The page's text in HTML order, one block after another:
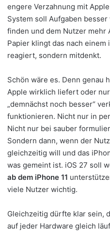
engere Verzahnung mit
System soll Aufgaben
finden und dem Nutzer mehr
Papier klingt das nach
reagiert, sondern mitdenkt.
Schön wäre es. Denn genau
Apple wirklich liefert oder
„demnächst noch besser“
funktionieren. Nicht nur in
Nicht nur bei sauber
Sondern dann, wenn der
gleichzeitig will und das
was gemeint ist. iOS 27 soll
ab dem iPhone 11
viele Nutzer wichtig.
Gleichzeitig dürfte klar sein,
auf jeder Hardware gleich